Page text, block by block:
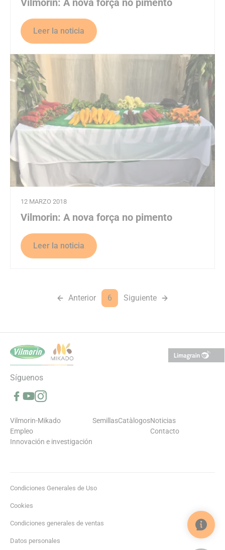
Leer la noticia
12 MARZO 2018
Vilmorin: A nova força no pimento
Leer la noticia
Anterior
Página anterior
6
(current page)
Siguiente
Siguiente página
Síguenos
Síguenos en Facebook (se abre en una nueva ventana)
Síguenos en YouTube (se abre en una nueva ventana)
Síguenos en Instagram (se abre en una nueva ventana)
Vilmorin-Mikado
Empleo
Innovación e investigación
SemillasCatàlogosNoticias
Contacto
Condiciones Generales de Uso
Cookies
Condiciones generales de ventas
Datos personales